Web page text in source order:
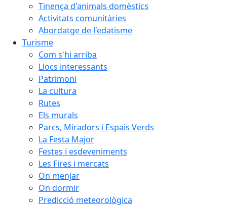
Tinença d'animals domèstics
Activitats comunitàries
Abordatge de l'edatisme
Turisme
Com s'hi arriba
Llocs interessants
Patrimoni
La cultura
Rutes
Els murals
Parcs, Miradors i Espais Verds
La Festa Major
Festes i esdeveniments
Les Fires i mercats
On menjar
On dormir
Predicció meteorològica